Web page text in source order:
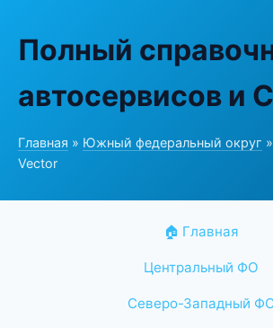
Полный
автосервисов и
Главная » Южный федеральный округ
Vector
🏠 Главная
Центральный ФО
Северо-Западный